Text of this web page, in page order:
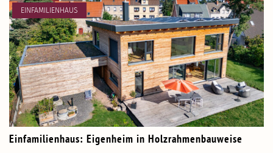
EINFA­MI­LI­ENHAUS
Einfa­mi­li­enhaus: Eigenheim in Holzrah­men­bau­weise